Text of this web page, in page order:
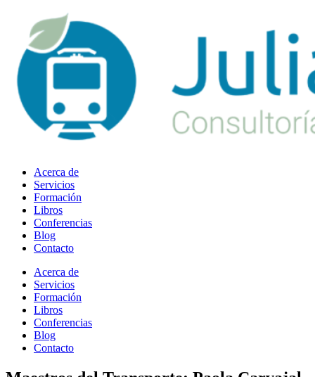
contenido
Acerca de
Servicios
Formación
Libros
Conferencias
Blog
Contacto
Acerca de
Servicios
Formación
Libros
Conferencias
Blog
Contacto